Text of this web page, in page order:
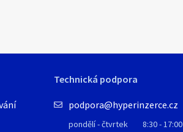
Technická podpora
podpora@hyperinzerce.cz
pondělí - čtvrtek 8:30 - 17:00